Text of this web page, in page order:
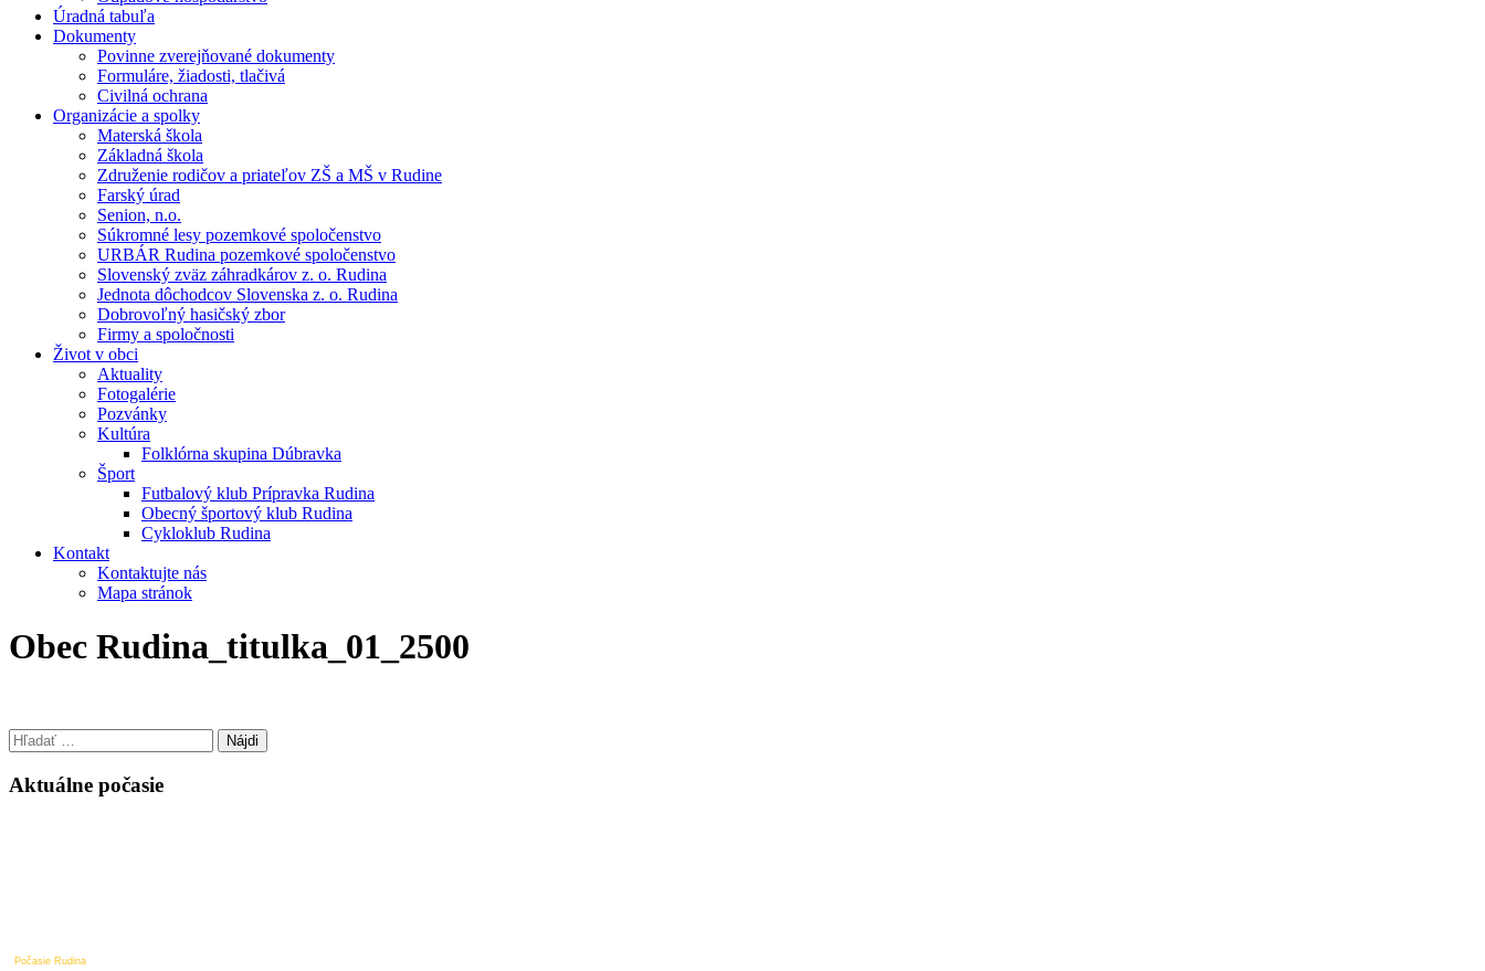
Úradná tabuľa
Dokumenty
Povinne zverejňované dokumenty
Formuláre, žiadosti, tlačivá
Civilná ochrana
Organizácie a spolky
Materská škola
Základná škola
Združenie rodičov a priateľov ZŠ a MŠ v Rudine
Farský úrad
Senion, n.o.
Súkromné lesy pozemkové spoločenstvo
URBÁR Rudina pozemkové spoločenstvo
Slovenský zväz záhradkárov z. o. Rudina
Jednota dôchodcov Slovenska z. o. Rudina
Dobrovoľný hasičský zbor
Firmy a spoločnosti
Život v obci
Aktuality
Fotogalérie
Pozvánky
Kultúra
Folklórna skupina Dúbravka
Šport
Futbalový klub Prípravka Rudina
Obecný športový klub Rudina
Cykloklub Rudina
Kontakt
Kontaktujte nás
Mapa stránok
Obec Rudina_titulka_01_2500
Hľadať:
Aktuálne počasie
Počasie Rudina